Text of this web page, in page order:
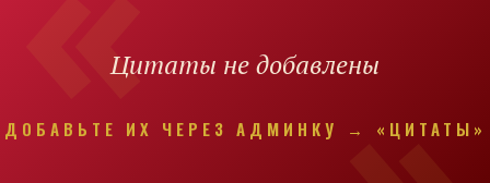
Цитаты не добавлены
ДОБАВЬТЕ ИХ ЧЕРЕЗ АДМИНКУ → «ЦИТАТЫ»